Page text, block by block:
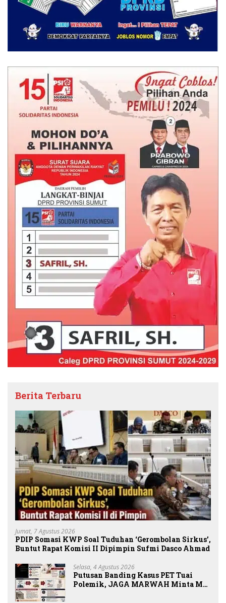
Berita Terbaru
Jumat, 7 Agustus 2026
PDIP Somasi KWP Soal Tuduhan ‘Gerombolan Sirkus’,
Buntut Rapat Komisi II Dipimpin Sufmi Dasco Ahmad
Selasa, 4 Agustus 2026
Putusan Banding Kasus PET Tuai
Polemik, JAGA MARWAH Minta MA